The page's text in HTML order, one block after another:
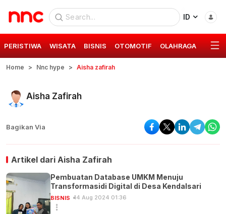
ID
PERISTIWA WISATA BISNIS OTOMOTIF OLAHRAGA GAYA
Home Nnc hype Aisha zafirah
Aisha Zafirah
Bagikan Via
Artikel dari Aisha Zafirah
Pembuatan Database UMKM Menuju
Transformasidi Digital di Desa Kendalsari
BISNIS 14 Aug 2024 01:36